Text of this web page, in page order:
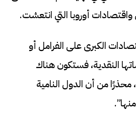
أوروبا التي انتعشت.
الكبرى على الفرامل أو
النقدية، فستكون هناك
من أن الدول النامية